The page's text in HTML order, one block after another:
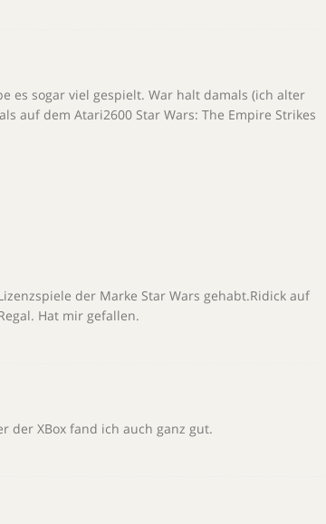
es sogar viel gespielt. War halt damals (ich alter
auf dem Atari2600 Star Wars: The Empire Strikes
der Marke Star Wars gehabt.Ridick auf
Hat mir gefallen.
der XBox fand ich auch ganz gut.